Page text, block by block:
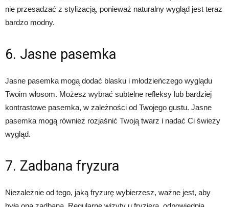
nie przesadzać z stylizacją, ponieważ naturalny wygląd jest teraz
bardzo modny.
6. Jasne pasemka
Jasne pasemka mogą dodać blasku i młodzieńczego wyglądu
Twoim włosom. Możesz wybrać subtelne refleksy lub bardziej
kontrastowe pasemka, w zależności od Twojego gustu. Jasne
pasemka mogą również rozjaśnić Twoją twarz i nadać Ci świeży
wygląd.
7. Zadbana fryzura
Niezależnie od tego, jaką fryzurę wybierzesz, ważne jest, aby